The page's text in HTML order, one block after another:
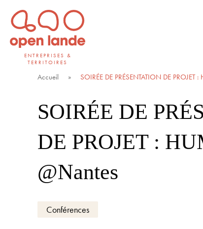
Aller
directement
au
contenuENTREPRISES &
TERRITOIRES
Open Lande
Entreprises & territoires
Accueil » SOIRÉE DE PRÉSENTATION DE PROJET
SOIRÉE DE
DE PROJET :
@Nantes
Conférences